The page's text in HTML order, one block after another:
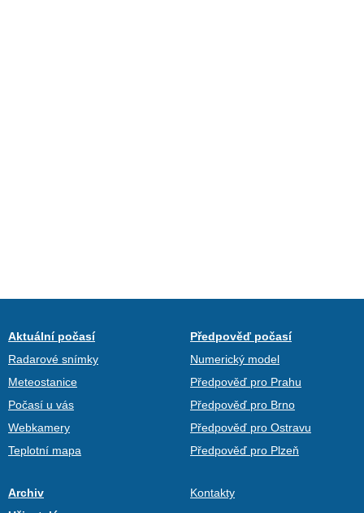
Aktuální počasí
Radarové snímky
Meteostanice
Počasí u vás
Webkamery
Teplotní mapa
Předpověď počasí
Numerický model
Předpověď pro Prahu
Předpověď pro Brno
Předpověď pro Ostravu
Předpověď pro Plzeň
Archiv
Kontakty